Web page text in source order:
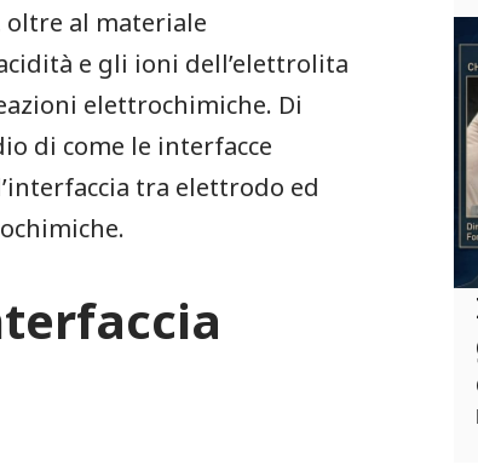
al materiale
e gli ioni dell’elettrolita
elettrochimiche. Di
di come ​le interfacce
tra elettrodo ed